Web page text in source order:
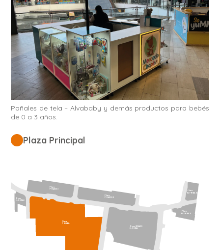
Pañales de tela – Alvababy y demás productos para bebés
de 0 a 3 años.
Plaza Principal